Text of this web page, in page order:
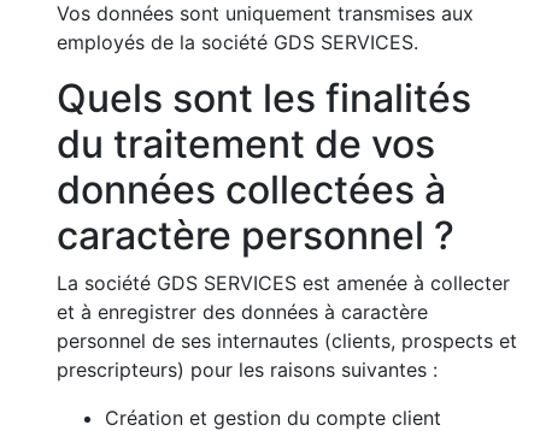
Vos données sont uniquement transmises aux
employés de la société GDS SERVICES.
Quels sont les finalités
du traitement de vos
données collectées à
caractère personnel ?
La société GDS SERVICES est amenée à collecter
et à enregistrer des données à caractère
personnel de ses internautes (clients, prospects et
prescripteurs) pour les raisons suivantes :
Création et gestion du compte client